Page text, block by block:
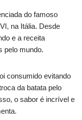
do famoso
na Itália. Desde
e a receita
pelo mundo.
consumido evitando
da batata pelo
o sabor é incrível e